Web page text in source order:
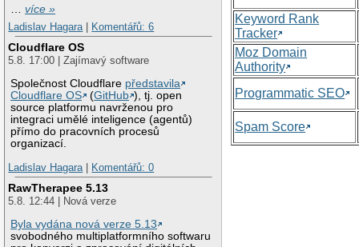
…více »
Ladislav Hagara
Komentářů: 6
Cloudflare OS
5.8. 17:00 | Zajímavý software
Společnost Cloudflare představila
Cloudflare OS
(GitHub ), tj. open
source platformu navrženou pro
integraci umělé inteligence (agentů)
přímo do pracovních procesů
organizací.
Ladislav Hagara
Komentářů: 0
RawTherapee 5.13
5.8. 12:44 | Nová verze
Byla vydána nová verze 5.13
svobodného multiplatformního softwaru
Keyword Rank
Tracker
Moz Domain
Authority
Programmatic SEO
Spam Score